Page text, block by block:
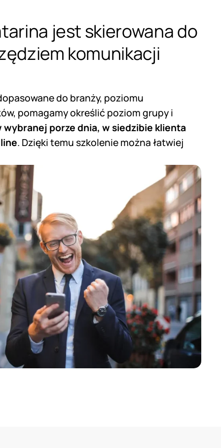
jest skierowana do
komunikacji
do branży, poziomu
pomagamy określić poziom grupy i
wybranej porze dnia, w siedzibie klienta
. Dzięki temu szkolenie można łatwiej